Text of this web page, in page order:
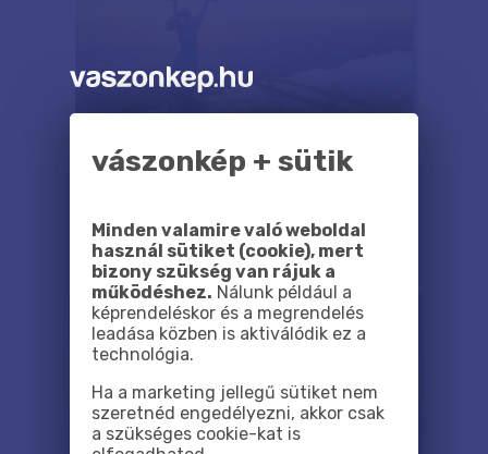
vászonkép + sütik
Minden valamire való weboldal
használ sütiket (cookie), mert
bizony szükség van rájuk a
működéshez. Nálunk például a
képrendeléskor és a megrendelés
leadása közben is aktiválódik ez a
technológia.
Ha a marketing jellegű sütiket nem
szeretnéd engedélyezni, akkor csak
a szükséges cookie-kat is